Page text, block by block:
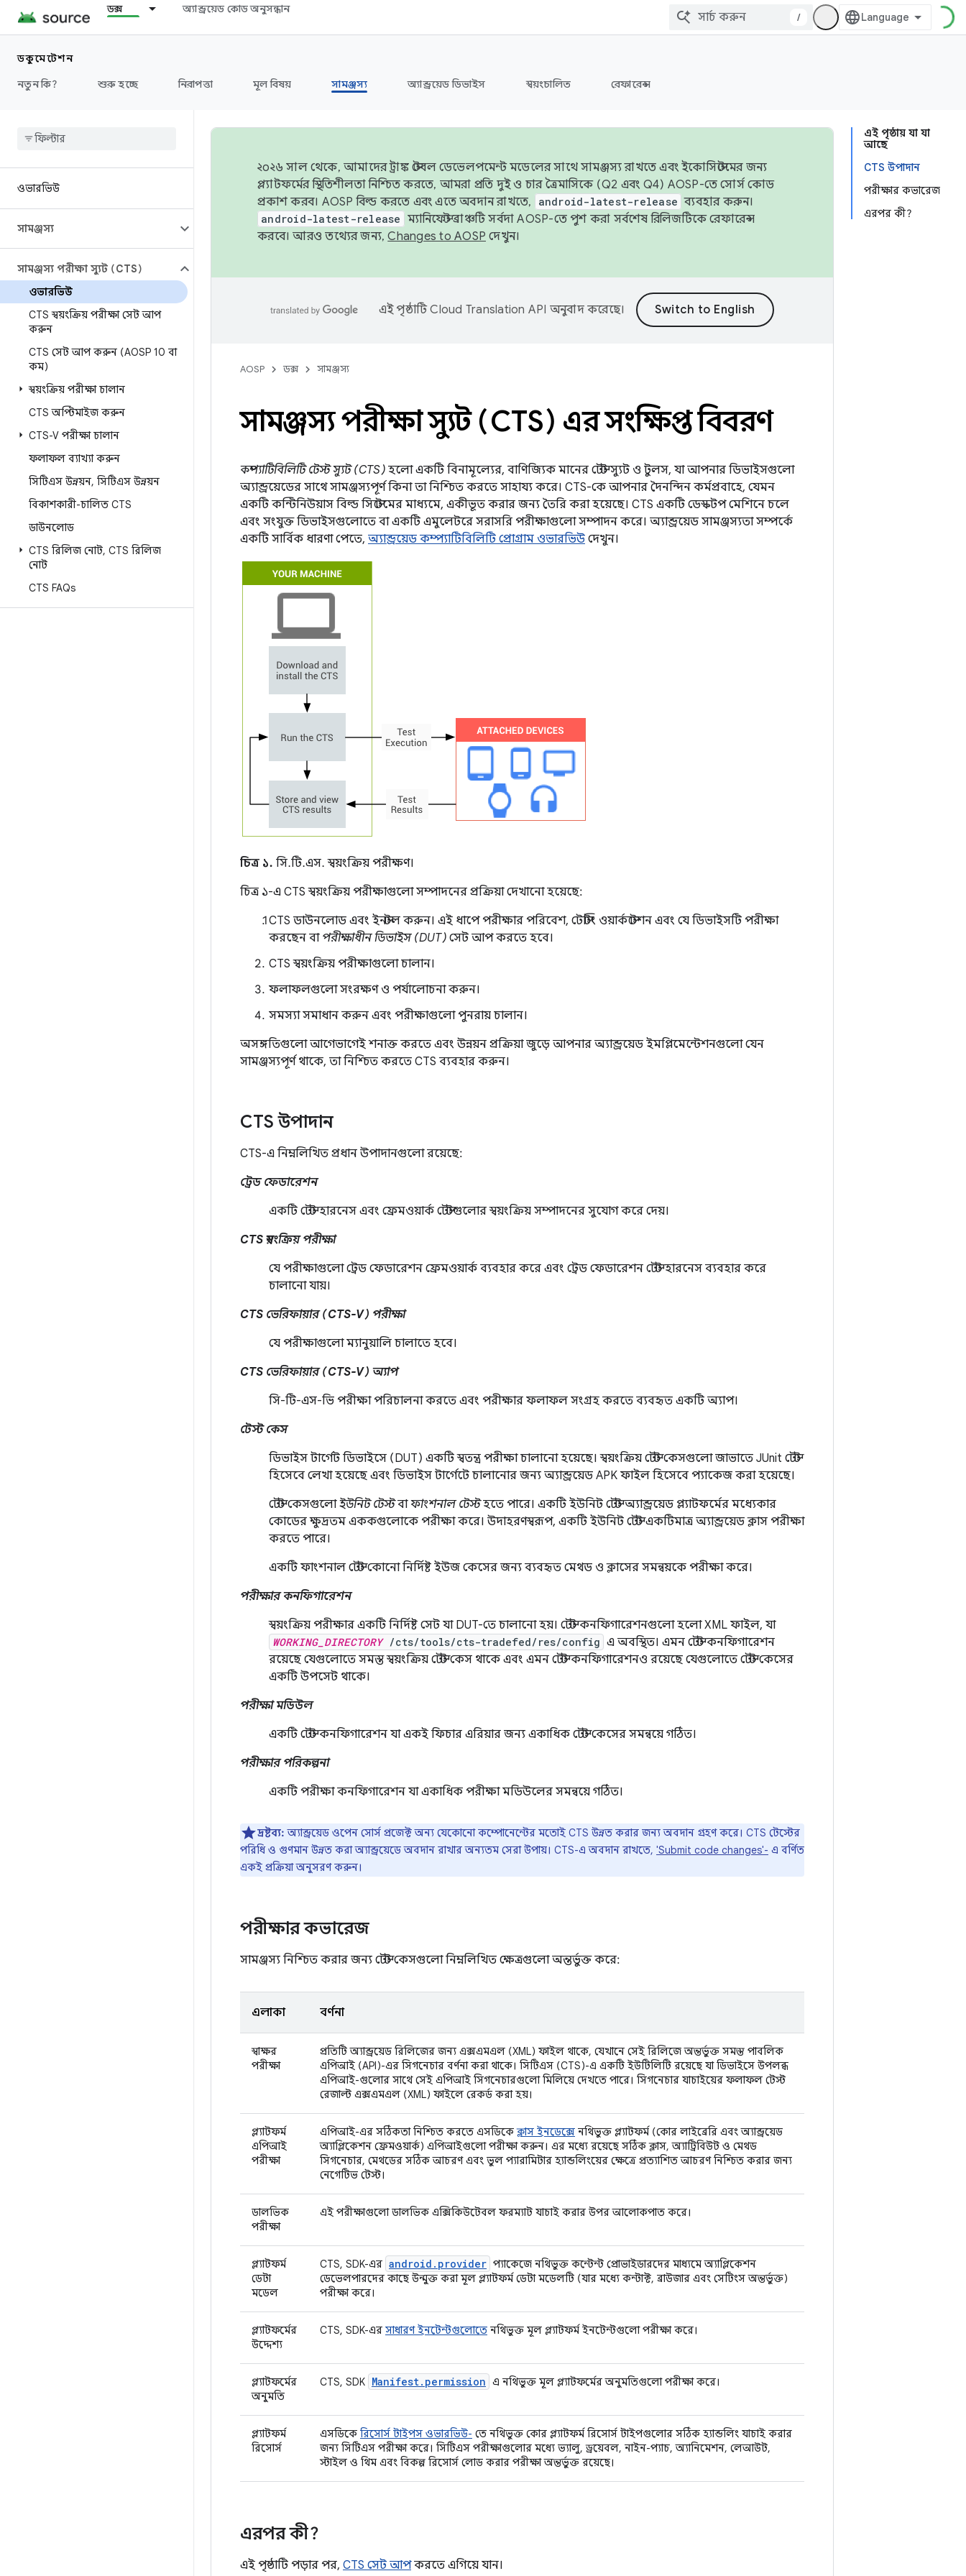
ডক্স অ্যান্ড্রয়েড কোড অনুসন্ধান
/
ডকুমেন্টেশন
নতুন কি?
শুরু হচ্ছে নিরাপত্তা মূল বিষয় সামঞ্জস্য অ্যান্ড্রয়েড ডিভাইস স্বয়ংচালিত রেফারেন্স
ওভারভিউ
সামঞ্জস্য
সামঞ্জস্য পরীক্ষা স্যুট (CTS)
ওভারভিউ
CTS স্বয়ংক্রিয় পরীক্ষা সেট আপ
করুন
CTS সেট আপ করুন (AOSP 10 বা
কম)
স্বয়ংক্রিয় পরীক্ষা চালান
CTS অপ্টিমাইজ করুন
CTS-V পরীক্ষা চালান
ফলাফল ব্যাখ্যা করুন
সিটিএস উন্নয়ন, সিটিএস উন্নয়ন
বিকাশকারী-চালিত CTS
ডাউনলোড
CTS রিলিজ নোট, CTS রিলিজ
নোট
CTS FAQs
এই পৃষ্ঠায় যা যা
আছে
CTS উপাদান
পরীক্ষার কভারেজ
এরপর কী?
২০২৬ সাল থেকে, আমাদের ট্রাঙ্ক স্টেবল ডেভেলপমেন্ট মডেলের সাথে সামঞ্জস্য রাখতে এবং ইকোসিস্টেমের জন্য
প্ল্যাটফর্মের স্থিতিশীলতা নিশ্চিত করতে, আমরা প্রতি দুই ও চার ত্রৈমাসিকে (Q2 এবং Q4) AOSP-তে সোর্স কোড
প্রকাশ করব। AOSP বিল্ড করতে এবং এতে অবদান রাখতে,
android-latest-release ব্যবহার করুন।
android-latest-release ম্যানিফেস্ট ব্রাঞ্চটি সর্বদা AOSP-তে পুশ করা সর্বশেষ রিলিজটিকে রেফারেন্স
করবে। আরও তথ্যের জন্য,Changes to AOSP দেখুন।
এই পৃষ্ঠাটিCloud Translation API অনুবাদ করেছে।
AOSP ডক্স সামঞ্জস্য
সামঞ্জস্য পরীক্ষা স্যুট (CTS) এর সংক্ষিপ্ত বিবরণ
কম্প্যাটিবিলিটি টেস্ট স্যুট (CTS) হলো একটি বিনামূল্যের, বাণিজ্যিক মানের টেস্ট স্যুট ও টুলস, যা আপনার ডিভাইসগুলো
অ্যান্ড্রয়েডের সাথে সামঞ্জস্যপূর্ণ কিনা তা নিশ্চিত করতে সাহায্য করে। CTS-কে আপনার দৈনন্দিন কর্মপ্রবাহে, যেমন
একটি কন্টিনিউয়াস বিল্ড সিস্টেমের মাধ্যমে, একীভূত করার জন্য তৈরি করা হয়েছে। CTS একটি ডেস্কটপ মেশিনে চলে
এবং সংযুক্ত ডিভাইসগুলোতে বা একটি এমুলেটরে সরাসরি পরীক্ষাগুলো সম্পাদন করে। অ্যান্ড্রয়েড সামঞ্জস্যতা সম্পর্কে
একটি সার্বিক ধারণা পেতে, অ্যান্ড্রয়েড কম্প্যাটিবিলিটি প্রোগ্রাম ওভারভিউ দেখুন।
চিত্র ১. সি.টি.এস. স্বয়ংক্রিয় পরীক্ষণ।
চিত্র ১-এ CTS স্বয়ংক্রিয় পরীক্ষাগুলো সম্পাদনের প্রক্রিয়া দেখানো হয়েছে:
CTS ডাউনলোড এবং ইনস্টল করুন। এই ধাপে পরীক্ষার পরিবেশ, টেস্টিং ওয়ার্কস্টেশন এবং যে ডিভাইসটি পরীক্ষা
করছেন বা পরীক্ষাধীন ডিভাইস (DUT) সেট আপ করতে হবে।
CTS স্বয়ংক্রিয় পরীক্ষাগুলো চালান।
ফলাফলগুলো সংরক্ষণ ও পর্যালোচনা করুন।
সমস্যা সমাধান করুন এবং পরীক্ষাগুলো পুনরায় চালান।
অসঙ্গতিগুলো আগেভাগেই শনাক্ত করতে এবং উন্নয়ন প্রক্রিয়া জুড়ে আপনার অ্যান্ড্রয়েড ইমপ্লিমেন্টেশনগুলো যেন
সামঞ্জস্যপূর্ণ থাকে, তা নিশ্চিত করতে CTS ব্যবহার করুন।
CTS উপাদান
CTS-এ নিম্নলিখিত প্রধান উপাদানগুলো রয়েছে:
ট্রেড ফেডারেশন
একটি টেস্ট হারনেস এবং ফ্রেমওয়ার্ক টেস্টগুলোর স্বয়ংক্রিয় সম্পাদনের সুযোগ করে দেয়।
CTS স্বয়ংক্রিয় পরীক্ষা
যে পরীক্ষাগুলো ট্রেড ফেডারেশন ফ্রেমওয়ার্ক ব্যবহার করে এবং ট্রেড ফেডারেশন টেস্ট হারনেস ব্যবহার করে
চালানো যায়।
CTS ভেরিফায়ার (CTS-V) পরীক্ষা
যে পরীক্ষাগুলো ম্যানুয়ালি চালাতে হবে।
CTS ভেরিফায়ার (CTS-V) অ্যাপ
সি-টি-এস-ভি পরীক্ষা পরিচালনা করতে এবং পরীক্ষার ফলাফল সংগ্রহ করতে ব্যবহৃত একটি অ্যাপ।
টেস্ট কেস
ডিভাইস টার্গেট ডিভাইসে (DUT) একটি স্বতন্ত্র পরীক্ষা চালানো হয়েছে। স্বয়ংক্রিয় টেস্ট কেসগুলো জাভাতে JUnit টেস্ট
হিসেবে লেখা হয়েছে এবং ডিভাইস টার্গেটে চালানোর জন্য অ্যান্ড্রয়েড APK ফাইল হিসেবে প্যাকেজ করা হয়েছে।
টেস্ট কেসগুলোইউনিট টেস্টবাফাংশনাল টেস্টহতে পারে। একটি ইউনিট টেস্ট অ্যান্ড্রয়েড প্ল্যাটফর্মের মধ্যেকার
কোডের ক্ষুদ্রতম এককগুলোকে পরীক্ষা করে। উদাহরণস্বরূপ, একটি ইউনিট টেস্ট একটিমাত্র অ্যান্ড্রয়েড ক্লাস পরীক্ষা
করতে পারে।
একটি ফাংশনাল টেস্ট কোনো নির্দিষ্ট ইউজ কেসের জন্য ব্যবহৃত মেথড ও ক্লাসের সমন্বয়কে পরীক্ষা করে।
পরীক্ষার কনফিগারেশন
স্বয়ংক্রিয় পরীক্ষার একটি নির্দিষ্ট সেট যা DUT-তে চালানো হয়। টেস্ট কনফিগারেশনগুলো হলো XML ফাইল, যা
WORKING_DIRECTORY/cts/tools/cts-tradefed/res/config এ অবস্থিত। এমন টেস্ট কনফিগারেশন
রয়েছে যেগুলোতে সমস্ত স্বয়ংক্রিয় টেস্ট কেস থাকে এবং এমন টেস্ট কনফিগারেশনও রয়েছে যেগুলোতে টেস্ট কেসের
একটি উপসেট থাকে।
পরীক্ষা মডিউল
একটি টেস্ট কনফিগারেশন যা একই ফিচার এরিয়ার জন্য একাধিক টেস্ট কেসের সমন্বয়ে গঠিত।
পরীক্ষার পরিকল্পনা
একটি পরীক্ষা কনফিগারেশন যা একাধিক পরীক্ষা মডিউলের সমন্বয়ে গঠিত।
দ্রষ্টব্য: অ্যান্ড্রয়েড ওপেন সোর্স প্রজেক্ট অন্য যেকোনো কম্পোনেন্টের মতোই CTS উন্নত করার জন্য অবদান গ্রহণ করে। CTS টেস্টের
পরিধি ও গুণমান উন্নত করা অ্যান্ড্রয়েডে অবদান রাখার অন্যতম সেরা উপায়। CTS-এ অবদান রাখতে, 'Submit code changes'- এ বর্ণিত
একই প্রক্রিয়া অনুসরণ করুন।
পরীক্ষার কভারেজ
সামঞ্জস্য নিশ্চিত করার জন্য টেস্ট কেসগুলো নিম্নলিখিত ক্ষেত্রগুলো অন্তর্ভুক্ত করে:
এলাকা বর্ণনা
স্বাক্ষর
পরীক্ষা
প্রতিটি অ্যান্ড্রয়েড রিলিজের জন্য এক্সএমএল (XML) ফাইল থাকে, যেখানে সেই রিলিজে অন্তর্ভুক্ত সমস্ত পাবলিক
এপিআই (API)-এর সিগনেচার বর্ণনা করা থাকে। সিটিএস (CTS)-এ একটি ইউটিলিটি রয়েছে যা ডিভাইসে উপলব্ধ
এপিআই-গুলোর সাথে সেই এপিআই সিগনেচারগুলো মিলিয়ে দেখতে পারে। সিগনেচার যাচাইয়ের ফলাফল টেস্ট
রেজাল্ট এক্সএমএল (XML) ফাইলে রেকর্ড করা হয়।
প্ল্যাটফর্ম
এপিআই
পরীক্ষা
এপিআই-এর সঠিকতা নিশ্চিত করতে এসডিকেক্লাস ইনডেক্সে নথিভুক্ত প্ল্যাটফর্ম (কোর লাইব্রেরি এবং অ্যান্ড্রয়েড
অ্যাপ্লিকেশন ফ্রেমওয়ার্ক) এপিআইগুলো পরীক্ষা করুন। এর মধ্যে রয়েছে সঠিক ক্লাস, অ্যাট্রিবিউট ও মেথড
সিগনেচার, মেথডের সঠিক আচরণ এবং ভুল প্যারামিটার হ্যান্ডলিংয়ের ক্ষেত্রে প্রত্যাশিত আচরণ নিশ্চিত করার জন্য
নেগেটিভ টেস্ট।
ডালভিক
পরীক্ষা
এই পরীক্ষাগুলো ডালভিক এক্সিকিউটেবল ফরম্যাট যাচাই করার উপর আলোকপাত করে।
প্ল্যাটফর্ম
ডেটা
মডেল
CTS, SDK-এর android.provider প্যাকেজে নথিভুক্ত কন্টেন্ট প্রোভাইডারদের মাধ্যমে অ্যাপ্লিকেশন
ডেভেলপারদের কাছে উন্মুক্ত করা মূল প্ল্যাটফর্ম ডেটা মডেলটি (যার মধ্যে কন্টাক্ট, ব্রাউজার এবং সেটিংস অন্তর্ভুক্ত)
পরীক্ষা করে।
প্ল্যাটফর্মের
উদ্দেশ্য
CTS, SDK-এর সাধারণ ইনটেন্টগুলোতে নথিভুক্ত মূল প্ল্যাটফর্ম ইনটেন্টগুলো পরীক্ষা করে।
প্ল্যাটফর্মের
অনুমতি
CTS, SDK Manifest.permission এ নথিভুক্ত মূল প্ল্যাটফর্মের অনুমতিগুলো পরীক্ষা করে।
প্ল্যাটফর্ম
রিসোর্স
এসডিকে রিসোর্স টাইপস ওভারভিউ- তে নথিভুক্ত কোর প্ল্যাটফর্ম রিসোর্স টাইপগুলোর সঠিক হ্যান্ডলিং যাচাই করার
জন্য সিটিএস পরীক্ষা করে। সিটিএস পরীক্ষাগুলোর মধ্যে ভ্যালু, ড্রয়েবল, নাইন-প্যাচ, অ্যানিমেশন, লেআউট,
স্টাইল ও থিম এবং বিকল্প রিসোর্স লোড করার পরীক্ষা অন্তর্ভুক্ত রয়েছে।
এরপর কী?
এই পৃষ্ঠাটি পড়ার পর, CTS সেট আপকরতে এগিয়ে যান।